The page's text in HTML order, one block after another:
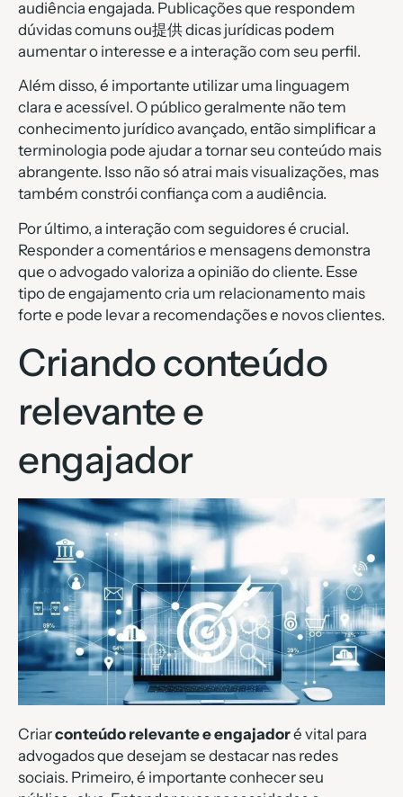
audiência engajada. Publicações que respondem
dúvidas comuns ou提供 dicas jurídicas podem
aumentar o interesse e a interação com seu perfil.
Além disso, é importante utilizar uma linguagem
clara e acessível. O público geralmente não tem
conhecimento jurídico avançado, então simplificar a
terminologia pode ajudar a tornar seu conteúdo mais
abrangente. Isso não só atrai mais visualizações, mas
também constrói confiança com a audiência.
Por último, a interação com seguidores é crucial.
Responder a comentários e mensagens demonstra
que o advogado valoriza a opinião do cliente. Esse
tipo de engajamento cria um relacionamento mais
forte e pode levar a recomendações e novos clientes.
Criando conteúdo
relevante e
engajador
Criarconteúdo relevante e engajadoré vital para
advogados que desejam se destacar nas redes
sociais. Primeiro, é importante conhecer seu